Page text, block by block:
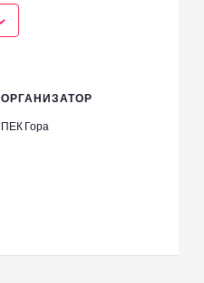
ОРГАНИЗАТОР
ПЕК Гора